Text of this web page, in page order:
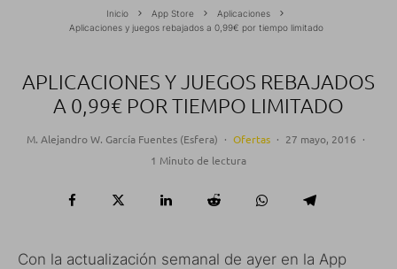
Inicio App Store
Aplicaciones
Aplicaciones y juegos rebajados a 0,99€ por tiempo limitado
APLICACIONES Y JUEGOS REBAJADOS
A 0,99€ POR TIEMPO LIMITADO
M. Alejandro W. García Fuentes (Esfera) · Ofertas · 27 mayo, 2016 ·
1 Minuto de lectura
Con la actualización semanal de ayer en la App